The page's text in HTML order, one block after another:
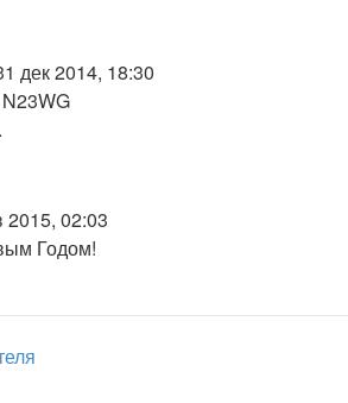
дек 2014, 18:30
2015, 02:03
Годом!